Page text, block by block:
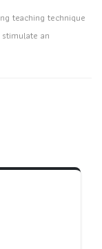
teaching technique
an